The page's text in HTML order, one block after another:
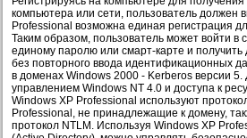
компьютера или сети, пользователь должен
Professional возможна единая регистрация
Таким образом, пользователь может войти в
единому паролю или смарт-карте и
без повторного ввода идентификационных
в доменах Windows 2000 - Kerberos версии
управлением Windows NT 4.0 и доступа к
Windows XP Professional используют
Professional, не принадлежащие к домену,
протокол NTLM. Используя Windows XP